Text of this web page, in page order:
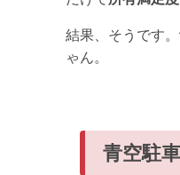
結果、そうです。
ゃん。
青空駐